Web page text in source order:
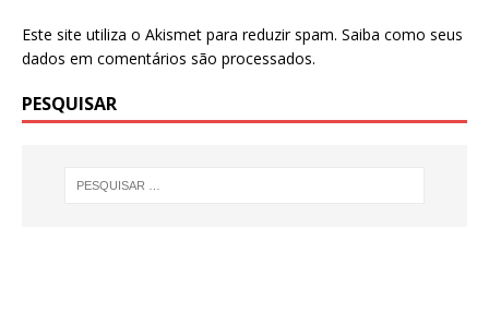
Este site utiliza o Akismet para reduzir spam. Saiba como seus
dados em comentários são processados.
PESQUISAR